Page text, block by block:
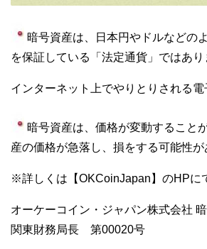
暗号資産は、日本円やドルなどの
を保証している「法定通貨」ではあり
インターネット上でやりとりされる電
暗号資産は、価格が変動すること
産の価格が急落し、損をする可能性が
※詳しくは【OKCoinJapan】のHPに
オーケーコイン・ジャパン株式会社
関東財務局長 第00020号